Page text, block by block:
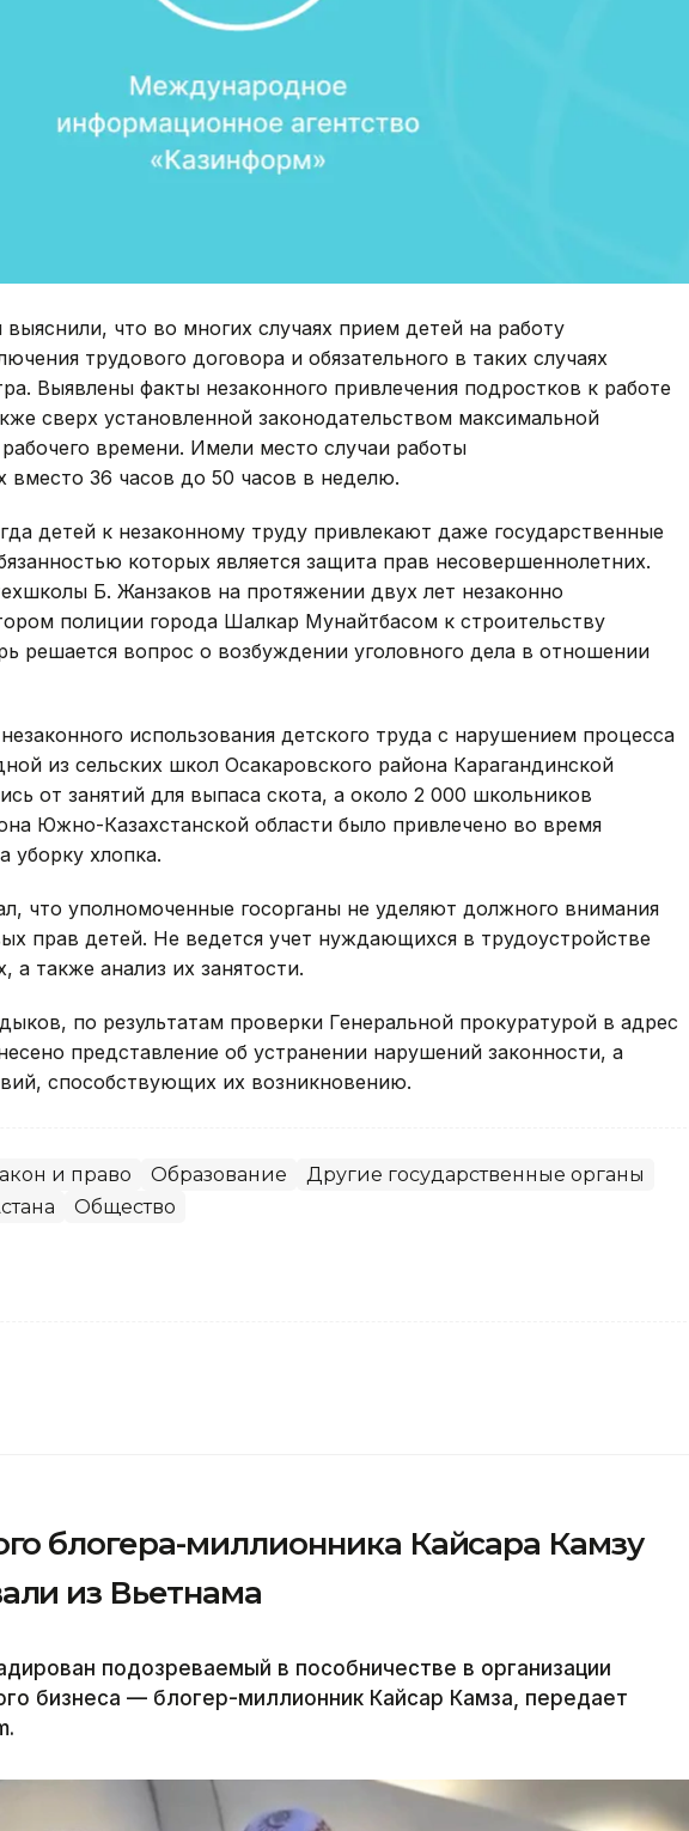
что во многих случаях прием детей на работу
трудового договора и обязательного в таких случаях
Выявлены факты незаконного привлечения подростков к работе
сверх установленной законодательством максимальной
времени. Имели место случаи работы
вместо 36 часов до 50 часов в неделю.
детей к незаконному труду привлекают даже государственные
которых является защита прав несовершеннолетних.
Б. Жанзаков на протяжении двух лет незаконно
полиции города Шалкар Мунайтбасом к строительству
решается вопрос о возбуждении уголовного дела в отношении
использования детского труда с нарушением процесса
из сельских школ Осакаровского района Карагандинской
от занятий для выпаса скота, а около 2 000 школьников
Южно-Казахстанской области было привлечено во время
уборку хлопка.
что уполномоченные госорганы не уделяют должного внимания
прав детей. Не ведется учет нуждающихся в трудоустройстве
а также анализ их занятости.
по результатам проверки Генеральной прокуратурой в адрес
представление об устранении нарушений законности, а
способствующих их возникновению.
и право Образование
Другие государственные органы
Общество
блогера-миллионника Кайсара Камзу
из Вьетнама
подозреваемый в пособничестве в организации
бизнеса — блогер-миллионник Кайсар Камза, передает